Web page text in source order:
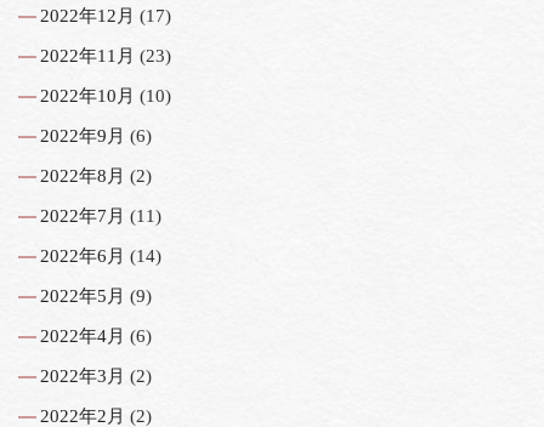
2022年12月 (17)
2022年11月 (23)
2022年10月 (10)
2022年9月 (6)
2022年8月 (2)
2022年7月 (11)
2022年6月 (14)
2022年5月 (9)
2022年4月 (6)
2022年3月 (2)
2022年2月 (2)